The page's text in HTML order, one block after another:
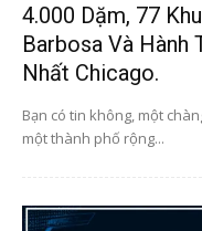
4.000 Dặm, 77
Barbosa Và Hành
Nhất Chicago.
Bạn có tin không, một
một thành phố rộng...